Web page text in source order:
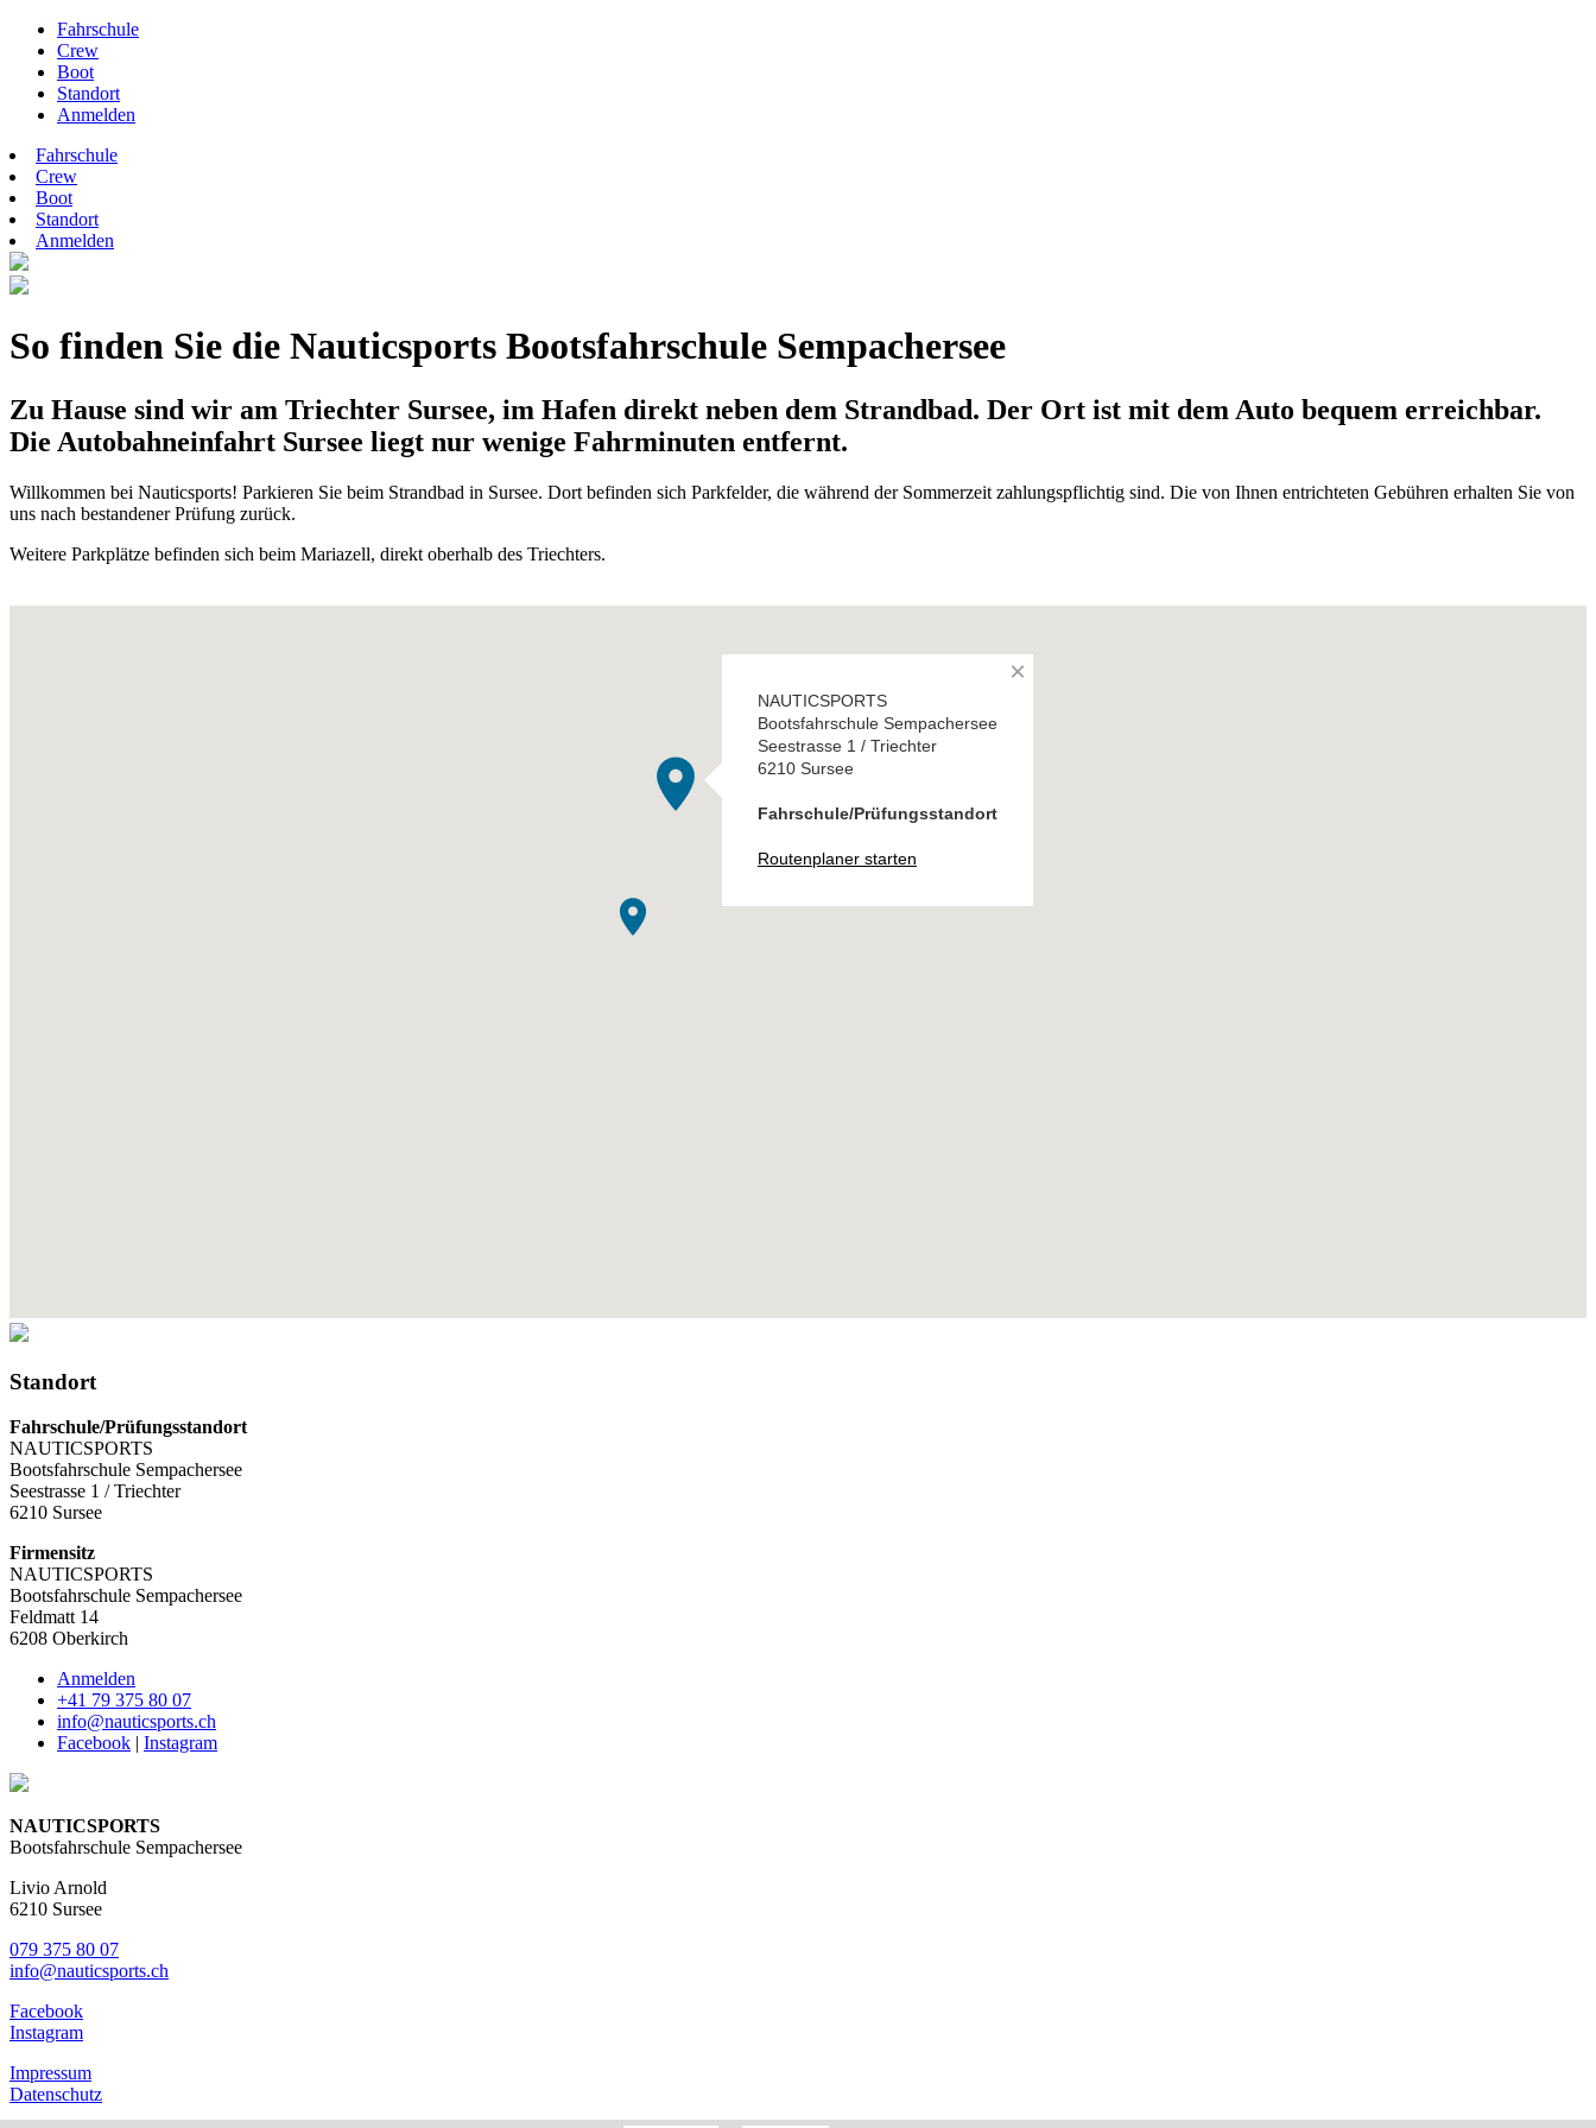
Fahrschule
Crew
Boot
Standort
Anmelden
Fahrschule
Crew
Boot
Standort
Anmelden
So finden Sie die Nauticsports Bootsfahrschule Sempachersee
Zu Hause sind wir am Triechter Sursee, im Hafen direkt neben dem Strandbad. Der Ort ist mit dem Auto bequem erreichbar.
Die Autobahneinfahrt Sursee liegt nur wenige Fahrminuten entfernt.
Willkommen bei Nauticsports! Parkieren Sie beim Strandbad in Sursee. Dort befinden sich Parkfelder, die während der Sommerzeit zahlungspflichtig sind. Die von Ihnen entrichteten Gebühren erhalten Sie von
uns nach bestandener Prüfung zurück.
Weitere Parkplätze befinden sich beim Mariazell, direkt oberhalb des Triechters.
Standort
Fahrschule/Prüfungsstandort
NAUTICSPORTS
Bootsfahrschule Sempachersee
Seestrasse 1 / Triechter
6210 Sursee
Firmensitz
NAUTICSPORTS
Bootsfahrschule Sempachersee
Feldmatt 14
6208 Oberkirch
Anmelden
+41 79 375 80 07
info@nauticsports.ch
Facebook | Instagram
NAUTICSPORTS
Bootsfahrschule Sempachersee
Livio Arnold
6210 Sursee
079 375 80 07
info@nauticsports.ch
Facebook
Instagram
Impressum
Datenschutz